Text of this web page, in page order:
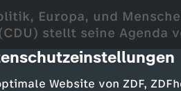
description
Website von ZDF,
Europa, und
stellt seine Agenda